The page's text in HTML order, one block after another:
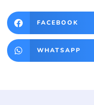
FACEBOOK
WHATSAPP